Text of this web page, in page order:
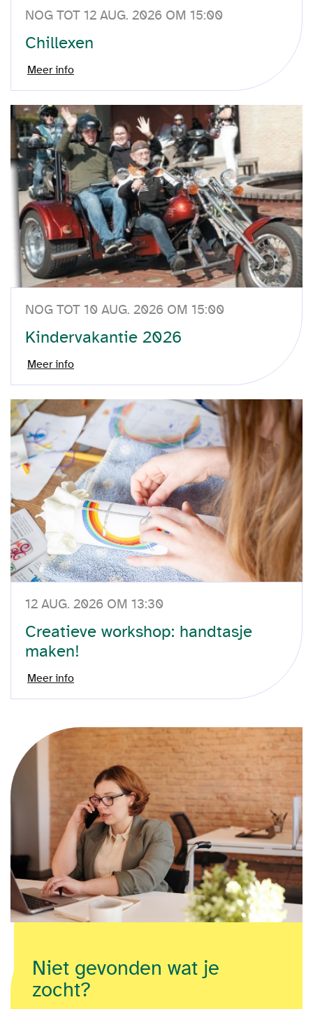
NOG TOT 12 AUG. 2026 OM 15:00
Chillexen
Meer info
NOG TOT 10 AUG. 2026 OM 15:00
Kindervakantie 2026
Meer info
12 AUG. 2026 OM 13:30
Creatieve workshop: handtasje
maken!
Meer info
Niet gevonden wat je
zocht?